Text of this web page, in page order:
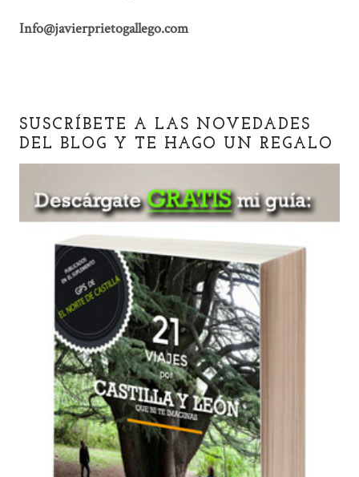
Info@javierprietogallego.com
SUSCRÍBETE A LAS NOVEDADES
DEL BLOG Y TE HAGO UN REGALO